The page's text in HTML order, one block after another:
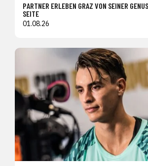
PARTNER ERLEBEN GRAZ VON SEINER
SEITE
01.08.26